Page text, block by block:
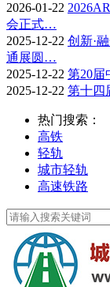
2026-01-22
会正式…
2025-12-22 创新·
通展圆…
2025-12-22 第20届
2025-12-22 第十四
热门搜索：
高铁
轻轨
城市轻轨
高速铁路